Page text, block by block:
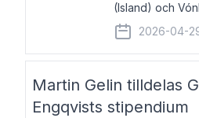
(Island) och
läser ur sina
John
färöiska,
2026-04-
Martin Gelin tilldelas
Engqvists stipendium